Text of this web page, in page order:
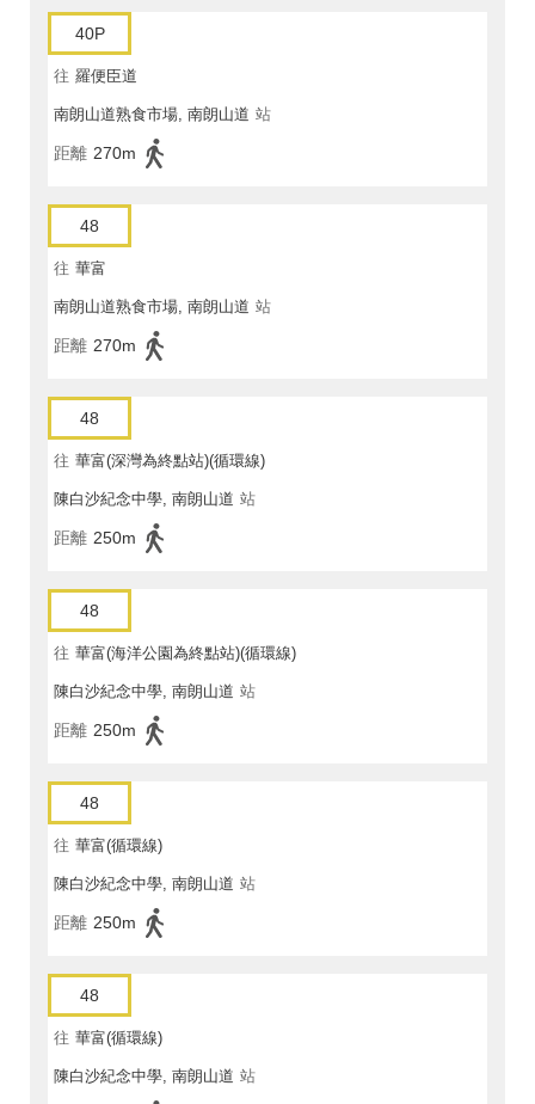
40P
往 羅便臣道
南朗山道熟食市場, 南朗山道 站
距離 270m
48
往 華富
南朗山道熟食市場, 南朗山道 站
距離 270m
48
往 華富(深灣為終點站)(循環線)
陳白沙紀念中學, 南朗山道 站
距離 250m
48
往 華富(海洋公園為終點站)(循環線)
陳白沙紀念中學, 南朗山道 站
距離 250m
48
往 華富(循環線)
陳白沙紀念中學, 南朗山道 站
距離 250m
48
往 華富(循環線)
陳白沙紀念中學, 南朗山道 站